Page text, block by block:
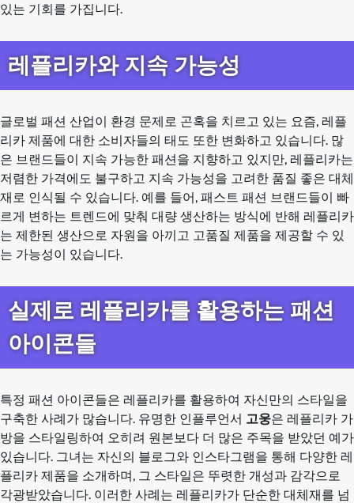
있는 기회를 가집니다.
레플리카와 지속 가능성
글로벌 패션 산업이 환경 문제로 곤혹을 치르고 있는 요즘, 레플
리카 제품에 대한 소비자들의 태도 또한 변화하고 있습니다. 많
은 브랜드들이 지속 가능한 패션을 지향하고 있지만, 레플리카는
저렴한 가격에도 불구하고 지속 가능성을 고려한 품질 좋은 대체
재로 인식될 수 있습니다. 예를 들어, 패스트 패션 브랜드들이 빠
르게 변하는 트렌드에 맞춰 대량 생산하는 방식에 반해 레플리카
는 제한된 생산으로 자원을 아끼고 고품질 제품을 제공할 수 있
는 가능성이 있습니다.
실제로 레플리카를 활용하는 패션
아이콘들
특정 패션 아이콘들은 레플리카를 활용하여 자신만의 스타일을
구축한 사례가 많습니다. 유명한 인플루언서 고웅은 레플리카 가
방을 스타일링하여 오히려 원본보다 더 많은 주목을 받았던 예가
있습니다. 그녀는 자신의 블로그와 인스타그램을 통해 다양한 레
플리카 제품을 소개하며, 그 스타일은 뚜렷한 개성과 감각으로
각광받았습니다. 이러한 사례는 레플리카가 단순한 대체재를 넘